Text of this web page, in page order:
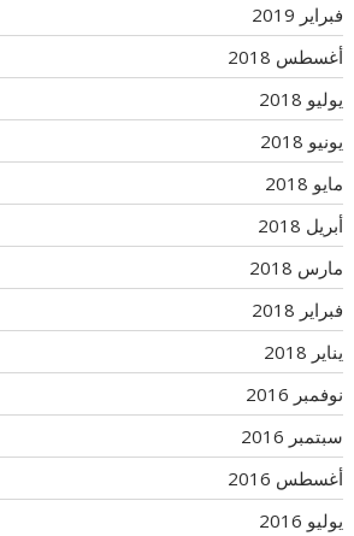
فبراير 2019
أغسطس 2018
يوليو 2018
يونيو 2018
مايو 2018
أبريل 2018
مارس 2018
فبراير 2018
يناير 2018
نوفمبر 2016
سبتمبر 2016
أغسطس 2016
يوليو 2016